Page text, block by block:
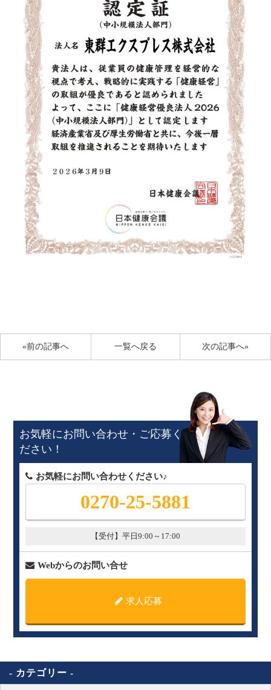
«前の記事へ 次の記事へ»
一覧へ戻る
お気軽にお問い合わせ・ご応募く
ださい！
お気軽にお問い合わせください♪
0270-25-5881
【受付】平日9:00～17:00
Webからのお問い合せ
求人応募
カテゴリー